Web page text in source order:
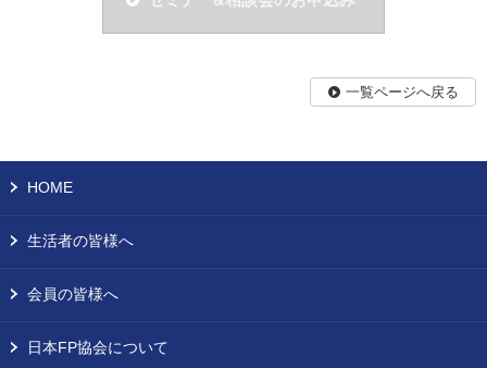
一覧ページへ戻る
HOME
生活者の皆様へ
会員の皆様へ
日本FP協会について